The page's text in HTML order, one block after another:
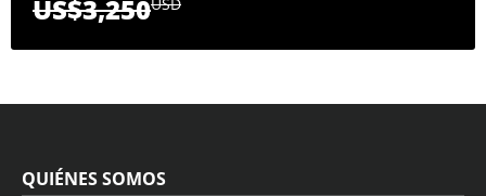
US$3,250
QUIÉNES SOMOS